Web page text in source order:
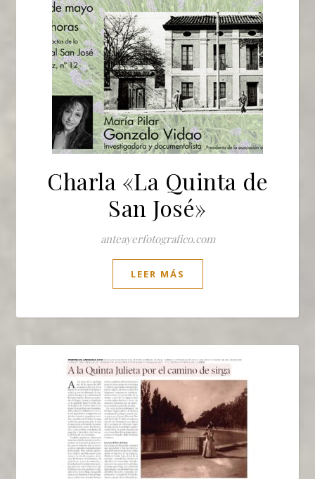
Charla «La Quinta de
San José»
anteayerfotografico.com
LEER MÁS